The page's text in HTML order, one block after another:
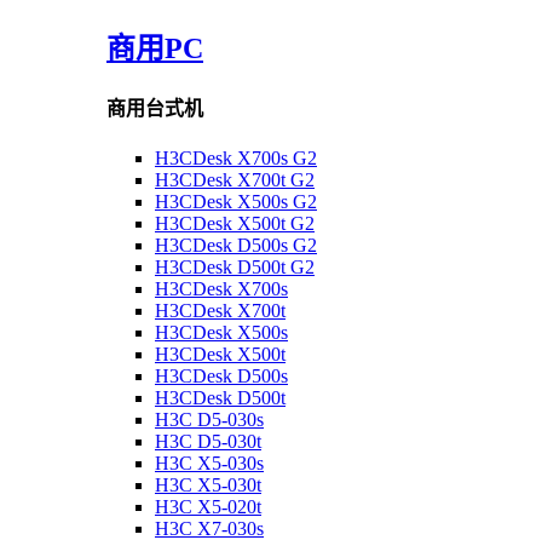
商用PC
商用台式机
H3CDesk X700s G2
H3CDesk X700t G2
H3CDesk X500s G2
H3CDesk X500t G2
H3CDesk D500s G2
H3CDesk D500t G2
H3CDesk X700s
H3CDesk X700t
H3CDesk X500s
H3CDesk X500t
H3CDesk D500s
H3CDesk D500t
H3C D5-030s
H3C D5-030t
H3C X5-030s
H3C X5-030t
H3C X5-020t
H3C X7-030s